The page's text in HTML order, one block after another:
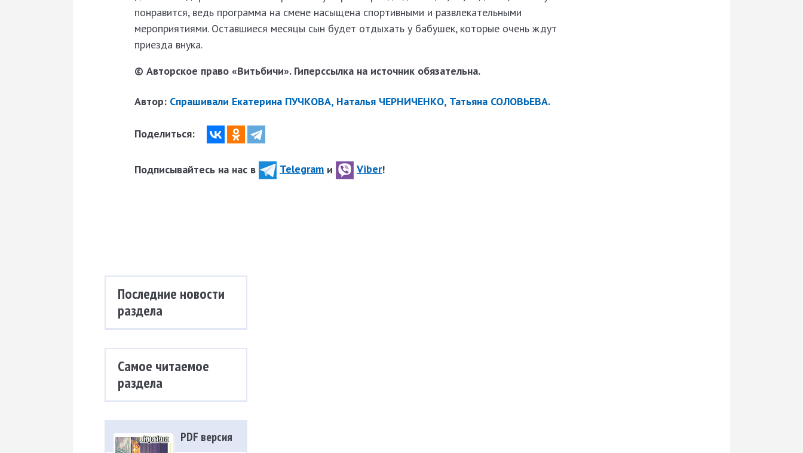
понравится, ведь программа на смене насыщена спортивными и развлекательными
мероприятиями. Оставшиеся месяцы сын будет отдыхать у бабушек, которые очень ждут
приезда внука.
© Авторское право «Витьбичи». Гиперссылка на источник обязательна.
Автор: Спрашивали Екатерина ПУЧКОВА, Наталья ЧЕРНИЧЕНКО, Татьяна СОЛОВЬЕВА.
Поделиться:
Подписывайтесь на нас в Telegram и Viber!
Последние новости
раздела
Самое читаемое
раздела
PDF версия